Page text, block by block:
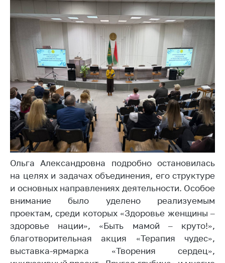
символы
5 лет МАРТ
Деятельность
Ценовая политика
Антимонопольное
регулирование и
конкуренция
Торговля и услуги
Регулирование и
контроль закупок
Защита прав
потребителей
Регулирование
рекламной
деятельности
Международное
сотрудничество
Ольга Александровна подробно остановилась
на целях и задачах объединения, его структуре
и основных направлениях деятельности. Особое
внимание было уделено реализуемым
проектам, среди которых «Здоровье женщины –
здоровье нации», «Быть мамой – круто!»,
благотворительная акция «Терапия чудес»,
выставка-ярмарка «Творения сердец»,